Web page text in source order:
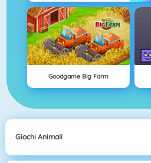
Goodgame Big Farm
Giochi Animali